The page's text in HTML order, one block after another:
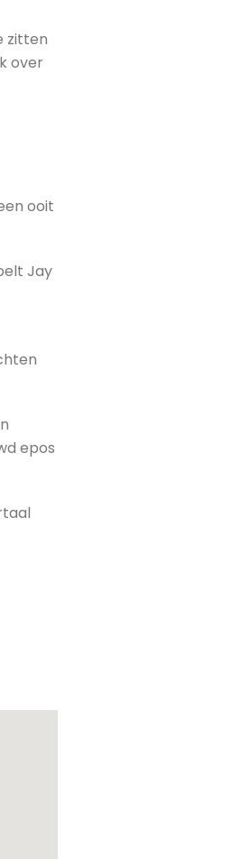
zitten
over
ooit
Jay
epos